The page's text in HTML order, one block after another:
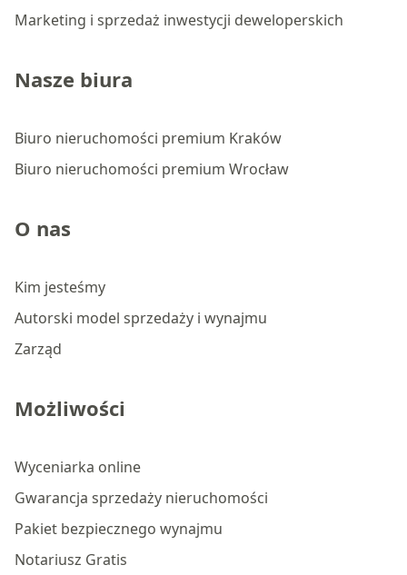
Marketing i sprzedaż inwestycji deweloperskich
Nasze biura
Biuro nieruchomości premium Kraków
Biuro nieruchomości premium Wrocław
O nas
Kim jesteśmy
Autorski model sprzedaży i wynajmu
Zarząd
Możliwości
Wyceniarka online
Gwarancja sprzedaży nieruchomości
Pakiet bezpiecznego wynajmu
Notariusz Gratis